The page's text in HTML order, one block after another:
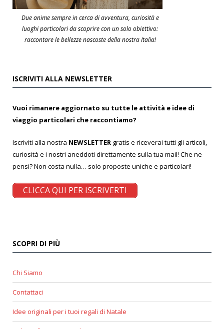
Due anime sempre in cerca di avventura, curiosità e
luoghi particolari da scoprire con un solo obiettivo:
raccontare le bellezze nascoste della nostra Italia!
ISCRIVITI ALLA NEWSLETTER
Vuoi rimanere aggiornato su tutte le attività e idee di
viaggio particolari che raccontiamo?
Iscriviti alla nostra NEWSLETTER gratis e riceverai tutti gli articoli,
curiosità e i nostri aneddoti direttamente sulla tua mail! Che ne
pensi? Non costa nulla… solo proposte uniche e particolari!
CLICCA QUI PER ISCRIVERTI
SCOPRI DI PIÙ
Chi Siamo
Contattaci
Idee originali per i tuoi regali di Natale